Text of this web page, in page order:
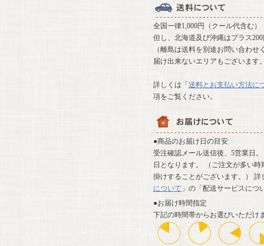
全国一律1,000円（クール代含む）
但し、北海道及び沖縄はプラス
（離島は送料を別途お問い合わ
届け出来ないエリアもございます
詳しくは「 送料とお支払い方法に
項をご覧ください。
●商品のお届け日の目安
受注確認メール送信後、5営業日
日となります。 （ご注文が多い
掛けすることがございます。） 詳
について 」の「配送サービスにつ
●お届け時間指定
下記の時間帯からお選びいただけ